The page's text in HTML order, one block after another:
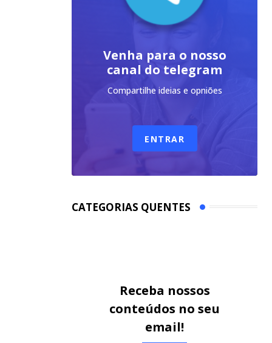
Venha para o nosso
canal do telegram
Compartilhe ideias e opniões
ENTRAR
CATEGORIAS QUENTES
Receba nossos
conteúdos no seu
email!